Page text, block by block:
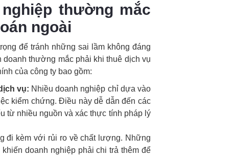
thường mắc
ngoài
để tránh những sai lầm không đáng
thường mắc phải khi thuê dịch vụ
của công ty bao gồm:
vụ: Nhiều doanh nghiệp chỉ dựa vào
kiểm chứng. Điều này dễ dẫn đến các
từ nhiều nguồn và xác thực tính pháp lý
đi kèm với rủi ro về chất lượng. Những
doanh nghiệp phải chi trả thêm để